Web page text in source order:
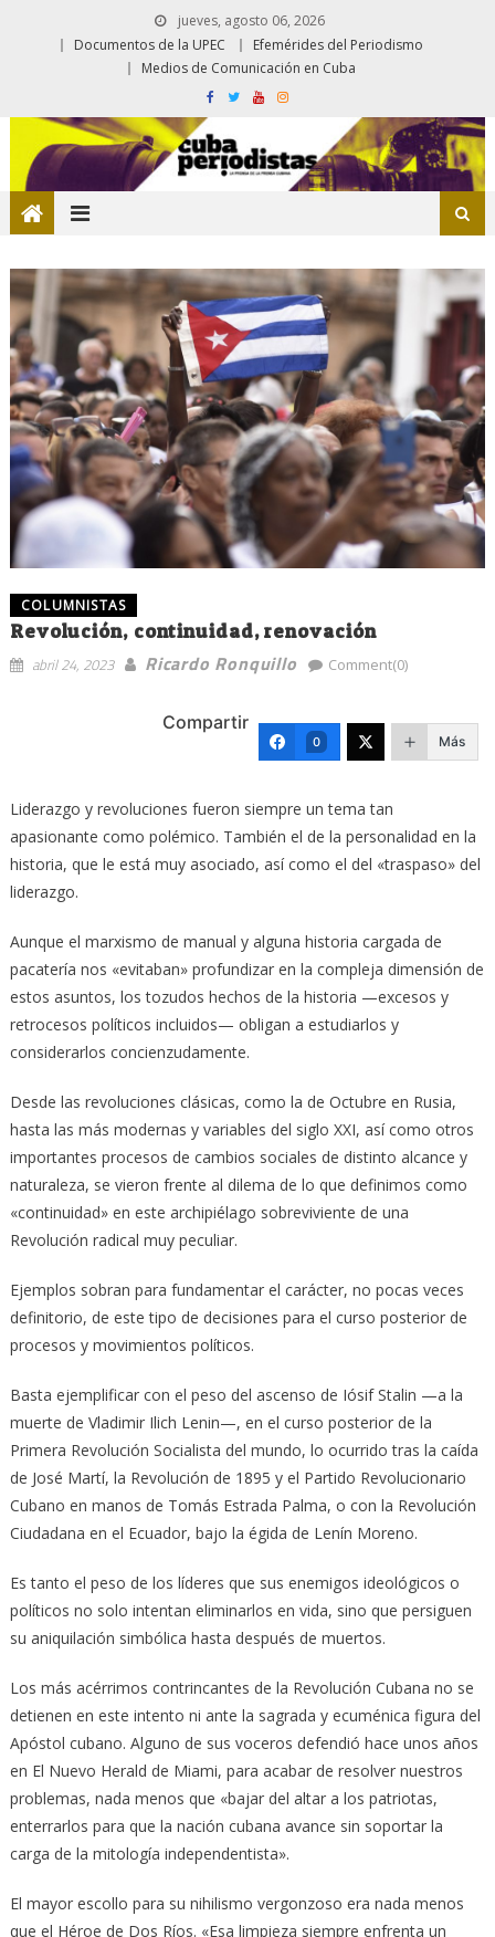
jueves, agosto 06, 2026
Documentos de la UPEC
Efemérides del Periodismo
Medios de Comunicación en Cuba
COLUMNISTAS
Revolución, continuidad, renovación
abril 24, 2023 Ricardo Ronquillo Comment(0)
Compartir
0 Más
Liderazgo y revoluciones fueron siempre un tema tan
apasionante como polémico. También el de la personalidad en la
historia, que le está muy asociado, así como el del «traspaso» del
liderazgo.
Aunque el marxismo de manual y alguna historia cargada de
pacatería nos «evitaban» profundizar en la compleja dimensión de
estos asuntos, los tozudos hechos de la historia —excesos y
retrocesos políticos incluidos— obligan a estudiarlos y
considerarlos concienzudamente.
Desde las revoluciones clásicas, como la de Octubre en Rusia,
hasta las más modernas y variables del siglo XXI, así como otros
importantes procesos de cambios sociales de distinto alcance y
naturaleza, se vieron frente al dilema de lo que definimos como
«continuidad» en este archipiélago sobreviviente de una
Revolución radical muy peculiar.
Ejemplos sobran para fundamentar el carácter, no pocas veces
definitorio, de este tipo de decisiones para el curso posterior de
procesos y movimientos políticos.
Basta ejemplificar con el peso del ascenso de Iósif Stalin —a la
muerte de Vladimir Ilich Lenin—, en el curso posterior de la
Primera Revolución Socialista del mundo, lo ocurrido tras la caída
de José Martí, la Revolución de 1895 y el Partido Revolucionario
Cubano en manos de Tomás Estrada Palma, o con la Revolución
Ciudadana en el Ecuador, bajo la égida de Lenín Moreno.
Es tanto el peso de los líderes que sus enemigos ideológicos o
políticos no solo intentan eliminarlos en vida, sino que persiguen
su aniquilación simbólica hasta después de muertos.
Los más acérrimos contrincantes de la Revolución Cubana no se
detienen en este intento ni ante la sagrada y ecuménica figura del
Apóstol cubano. Alguno de sus voceros defendió hace unos años
en El Nuevo Herald de Miami, para acabar de resolver nuestros
problemas, nada menos que «bajar del altar a los patriotas,
enterrarlos para que la nación cubana avance sin soportar la
carga de la mitología independentista».
El mayor escollo para su nihilismo vergonzoso era nada menos
que el Héroe de Dos Ríos. «Esa limpieza siempre enfrenta un